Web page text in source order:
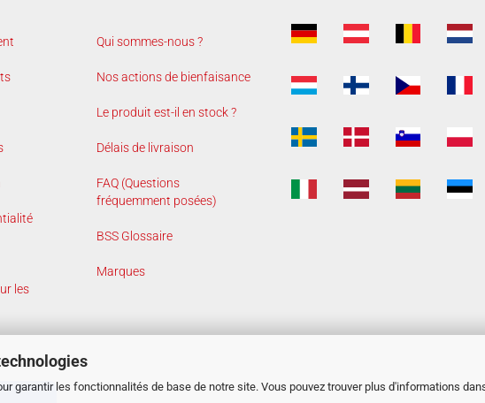
garantir les fonctionnalités de base de notre site. Vous pouvez trouver plus d'informations
les
Qui sommes-nous ?
Nos actions de bienfaisance
Le produit est-il en stock ?
Délais de livraison
FAQ (Questions
fréquemment posées)
BSS Glossaire
Marques